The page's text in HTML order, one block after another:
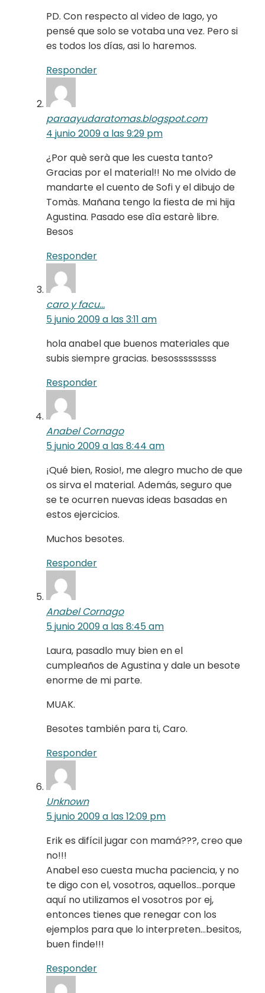
PD. Con respecto al video de Iago, yo
pensé que solo se votaba una vez. Pero si
es todos los días, asi lo haremos.
Responder
paraayudaratomas.blogspot.com
4 junio 2009 a las 9:29 pm
¿Por què serà que les cuesta tanto?
Gracias por el material!! No me olvido de
mandarte el cuento de Sofi y el dibujo de
Tomàs. Mañana tengo la fiesta de mi hija
Agustina. Pasado ese dìa estarè libre.
Besos
Responder
caro y facu...
5 junio 2009 a las 3:11 am
hola anabel que buenos materiales que
subis siempre gracias. besosssssssss
Responder
Anabel Cornago
5 junio 2009 a las 8:44 am
¡Qué bien, Rosio!, me alegro mucho de que
os sirva el material. Además, seguro que
se te ocurren nuevas ideas basadas en
estos ejercicios.
Muchos besotes.
Responder
Anabel Cornago
5 junio 2009 a las 8:45 am
Laura, pasadlo muy bien en el
cumpleaños de Agustina y dale un besote
enorme de mi parte.
MUAK.
Besotes también para ti, Caro.
Responder
Unknown
5 junio 2009 a las 12:09 pm
Erik es difícil jugar con mamá???, creo que
no!!!
Anabel eso cuesta mucha paciencia, y no
te digo con el, vosotros, aquellos…porque
aquí no utilizamos el vosotros por ej,
entonces tienes que renegar con los
ejemplos para que lo interpreten…besitos,
buen finde!!!
Responder